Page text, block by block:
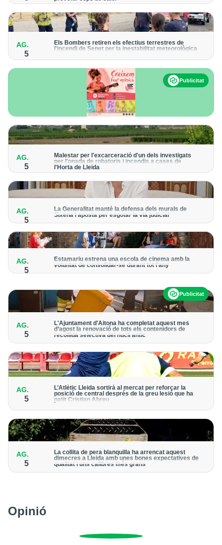
altres col·lectius com la Guàrdia Urbana
AG.
5
Els Bombers retiren els efectius terrestres de
l'incendi de Senet per la inestabilitat meteorològica
Publicitat
AG.
5
Malestar per l'excarceració d'un dels investigats
per l'onada de robatoris i incendis a cases de
l'Horta de Lleida
policial
AG.
5
La Generalitat manté la defensa dels murals de
Sixena i aposta per esgotar la via judicial
La consellera de Cultura, Sònia Hernández, ha assegurat que
AG.
5
Estamariu estrena una escola de cinema amb la
voluntat de consolidar-se durant tot l'any
Una dotzena d'alumnes han participat en un curs intensiu que
Publicitat
AG.
5
L'Ajuntament d'Aitona ha completat aquest mes
d’agost la renovació de tots els contenidors de
recollida selectiva del nucli antic
Durant la tasca s'han substituït els recipients petits destinats a
orgànica i resta
AG.
5
L’Atlètic Lleida sortirà al mercat per reforçar la
posició de central després de la greu lesió que ha
patit Cristian Abreu
definitives han confirmat una ruptura completa del lligament
encreuat anterior
AG.
5
La collita de pera blanquilla ha arrencat aquest
dimecres a Lleida amb unes bones expectatives de
qualitat i uns calibres més grans
Segons les previsions del Departament d'Agricultura, aquesta
Opinió